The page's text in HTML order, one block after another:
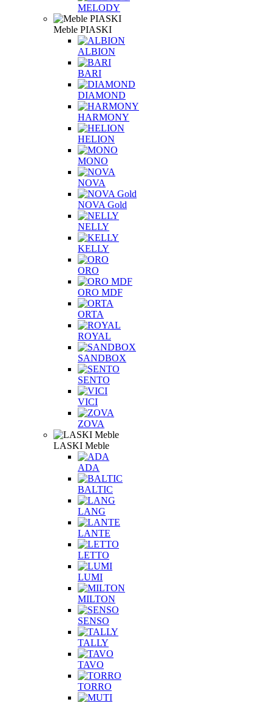
MELODY
Meble PIASKI
ALBION
BARI
DIAMOND
HARMONY
HELION
MONO
NOVA
NOVA Gold
NELLY
KELLY
ORO
ORO MDF
ORTA
ROYAL
SANDBOX
SENTO
VICI
ZOVA
LASKI Meble
ADA
BALTIC
LANG
LANTE
LETTO
LUMI
MILTON
SENSO
TALLY
TAVO
TORRO